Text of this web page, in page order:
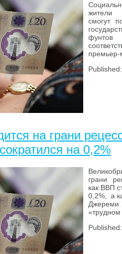
жители
смогут
на грани
на 0,2%
грани
как ВВП
0,2%, а
Джереми
«трудном